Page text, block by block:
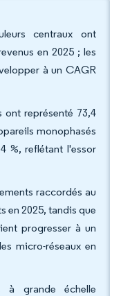
centraux ont
en 2025 ; les
à un CAGR
ont représenté 73,4
monophasés
%, reflétant l'essor
raccordés au
en 2025, tandis que
progresser à un
micro-réseaux en
à grande échelle